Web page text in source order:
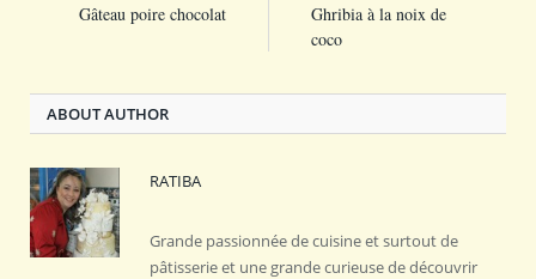
Gâteau poire chocolat
Ghribia à la noix de
coco
ABOUT AUTHOR
RATIBA
Grande passionnée de cuisine et surtout de
pâtisserie et une grande curieuse de découvrir